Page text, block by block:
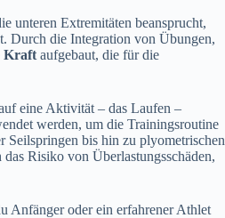
unteren Extremitäten beansprucht,
Durch die Integration von Übungen,
Kraft aufgebaut, die für die
eine Aktivität – das Laufen –
werden, um die Trainingsroutine
Seilspringen bis hin zu plyometrischen
Risiko von Überlastungsschäden,
Anfänger oder ein erfahrener Athlet